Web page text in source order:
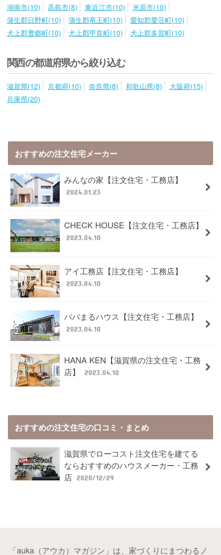
湖南市(10)
高島市(8) 東近江市(10)
米原市(10)
蒲生郡日野町(10)
蒲生郡竜王町(10)
愛知郡愛荘町(10)
犬上郡豊郷町(10)
犬上郡甲良町(10) 犬上郡多賀町(10)
関西の都道府県から絞り込む
滋賀県(12) 京都府(10) 奈良県(8) 和歌山県(8)
大阪府(15)
兵庫県(20)
おすすめの注文住宅メーカー
みんなの家【注文住宅・工務店】
2024.01.23
CHECK HOUSE【注文住宅・工務店】
2023.04.10
アイ工務店【注文住宅・工務店】
2023.04.10
パパまるハウス【注文住宅・工務店】
2023.04.10
HANA KEN【滋賀県の注文住宅・工務
店】
2023.04.10
おすすめの注文住宅の口コミ・まとめ
滋賀県でローコスト注文住宅を建てる
ならおすすめのハウスメーカー・工務
店 2020/12/29
「auka（アウカ）マガジン」は、家づくりにまつわるノ